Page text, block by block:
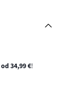
od 34,99 €!